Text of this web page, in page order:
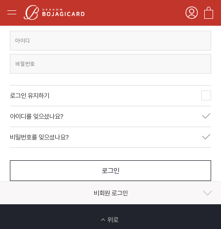
로그인 유지하기
아이디를 잊으셨나요?
비밀번호를 잊으셨나요?
로그인
비회원 로그인
위로